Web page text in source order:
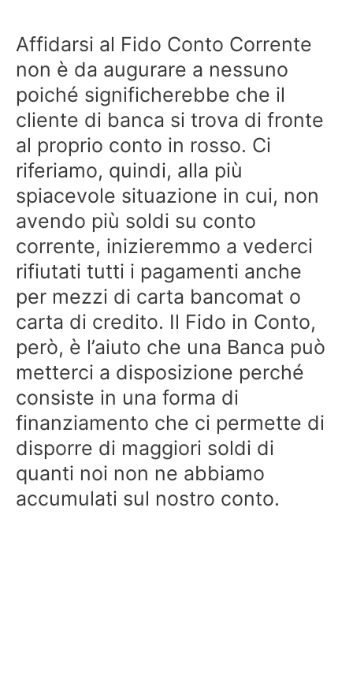
Affidarsi al Fido Conto Corrente
non è da augurare a nessuno
poiché significherebbe che il
cliente di banca si trova di fronte
al proprio conto in rosso. Ci
riferiamo, quindi, alla più
spiacevole situazione in cui, non
avendo più soldi su conto
corrente, inizieremmo a vederci
rifiutati tutti i pagamenti anche
per mezzi di carta bancomat o
carta di credito. Il Fido in Conto,
però, è l’aiuto che una Banca può
metterci a disposizione perché
consiste in una forma di
finanziamento che ci permette di
disporre di maggiori soldi di
quanti noi non ne abbiamo
accumulati sul nostro conto.